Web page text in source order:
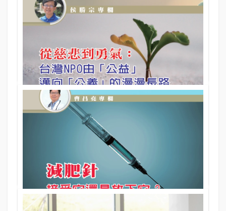
哈佛健診×康博診所策略聯盟 共創健康管理新時代
文／哈佛健診、康博集團．圖／康博集團
大師專欄
從慈悲到勇氣： 台灣NPO由「公益」 邁向「公義」的
漫漫長路｜侯勝宗博士專欄
文．圖／侯勝宗博士(逢甲大學公共事務與社會創新研究所特聘
教授、服務創新與行動設計中心主任)
大師專欄